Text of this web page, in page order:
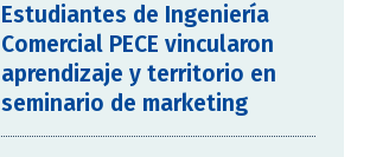
Estudiantes de Ingeniería
Comercial PECE vincularon
aprendizaje y territorio en
seminario de marketing